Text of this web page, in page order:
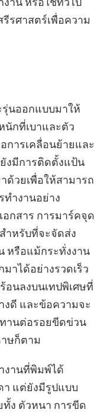
รศาสตร์เพื่อความ
รุ่นออกแบบมาให้
นักที่เบาและตัว
การเคลื่อนย้ายและ
งมีการติดตั้งแป้น
ด้วยเพื่อให้สามารถ
ทำงานอย่าง
กสาร การมาร์คจุด
ำหรับที่จะจัดส่ง
หรือแม้กระทั่งงาน
าได้อย่างรวดเร็ว
นลงบนเทปพิเศษที่
งดี และข้อความจะ
ทานต่อรอยขีดข่วน
ษก็ตาม
งานที่พิมพ์ได้
า แต่ยังมีรูปแบบ
ง ตัวหนา การขีด